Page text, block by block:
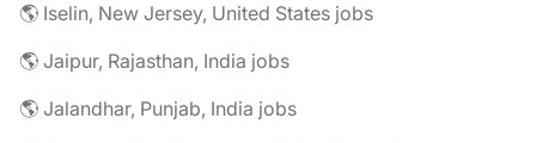
🌎 Iselin, New Jersey, United States jobs
🌎 Jaipur, Rajasthan, India jobs
🌎 Jalandhar, Punjab, India jobs